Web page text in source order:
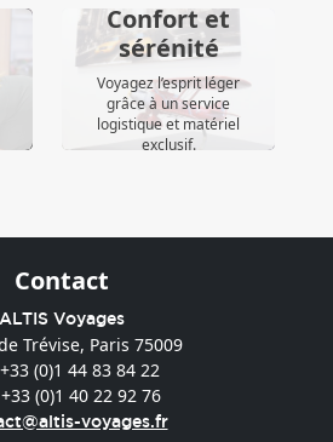
Confort et
sérénité
Voyagez l’esprit léger
grâce à un service
logistique et matériel
exclusif.
Contact
ALTIS Voyages
Trévise, Paris 75009
(0)1 44 83 84 22
(0)1 40 22 92 76
voyages.fr